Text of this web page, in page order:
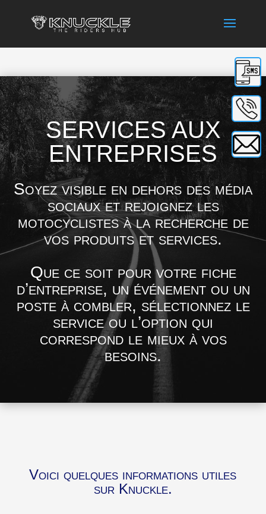
SERVICES AUX
ENTREPRISES
Soyez visible en dehors des média
sociaux et rejoignez les
motocyclistes à la recherche de
vos produits et services.
Que ce soit pour votre fiche
d’entreprise, un événement ou un
poste à combler, sélectionnez le
service ou l’option qui
correspond le mieux à vos
besoins.
Phon
text
Phon
Voici quelques informations utiles
sur Knuckle.